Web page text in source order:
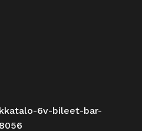
6v-bileet-bar-